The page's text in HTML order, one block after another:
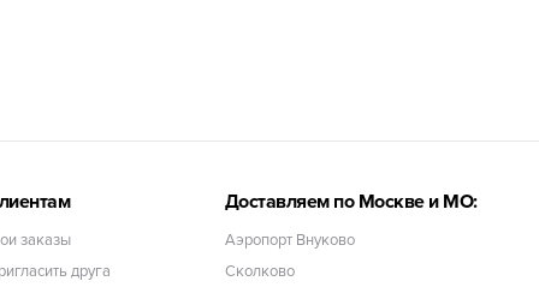
заказы
друга
Доставляем по Москве и МО:
Аэропорт Внуково
Сколково